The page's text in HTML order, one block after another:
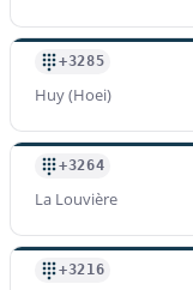
+3249
Tarif par minute
$0.036
Préfixe
+3277
+3285
Huy (Hoei)
+3264
La Louvière
+3216